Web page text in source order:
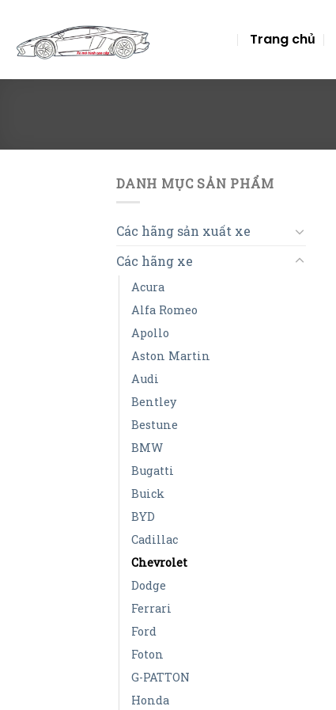
content
Trang chủ
DANH MỤC SẢN PHẨM
Các hãng sản xuất xe
Các hãng xe
Acura
Alfa Romeo
Apollo
Aston Martin
Audi
Bentley
Bestune
BMW
Bugatti
Buick
BYD
Cadillac
Chevrolet
Dodge
Ferrari
Ford
Foton
G-PATTON
Honda